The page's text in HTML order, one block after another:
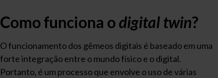
Como funciona o digital twin?
O funcionamento dos gêmeos digitais é baseado em uma
forte integração entre o mundo físico e o digital.
Portanto, é um processo que envolve o uso de várias